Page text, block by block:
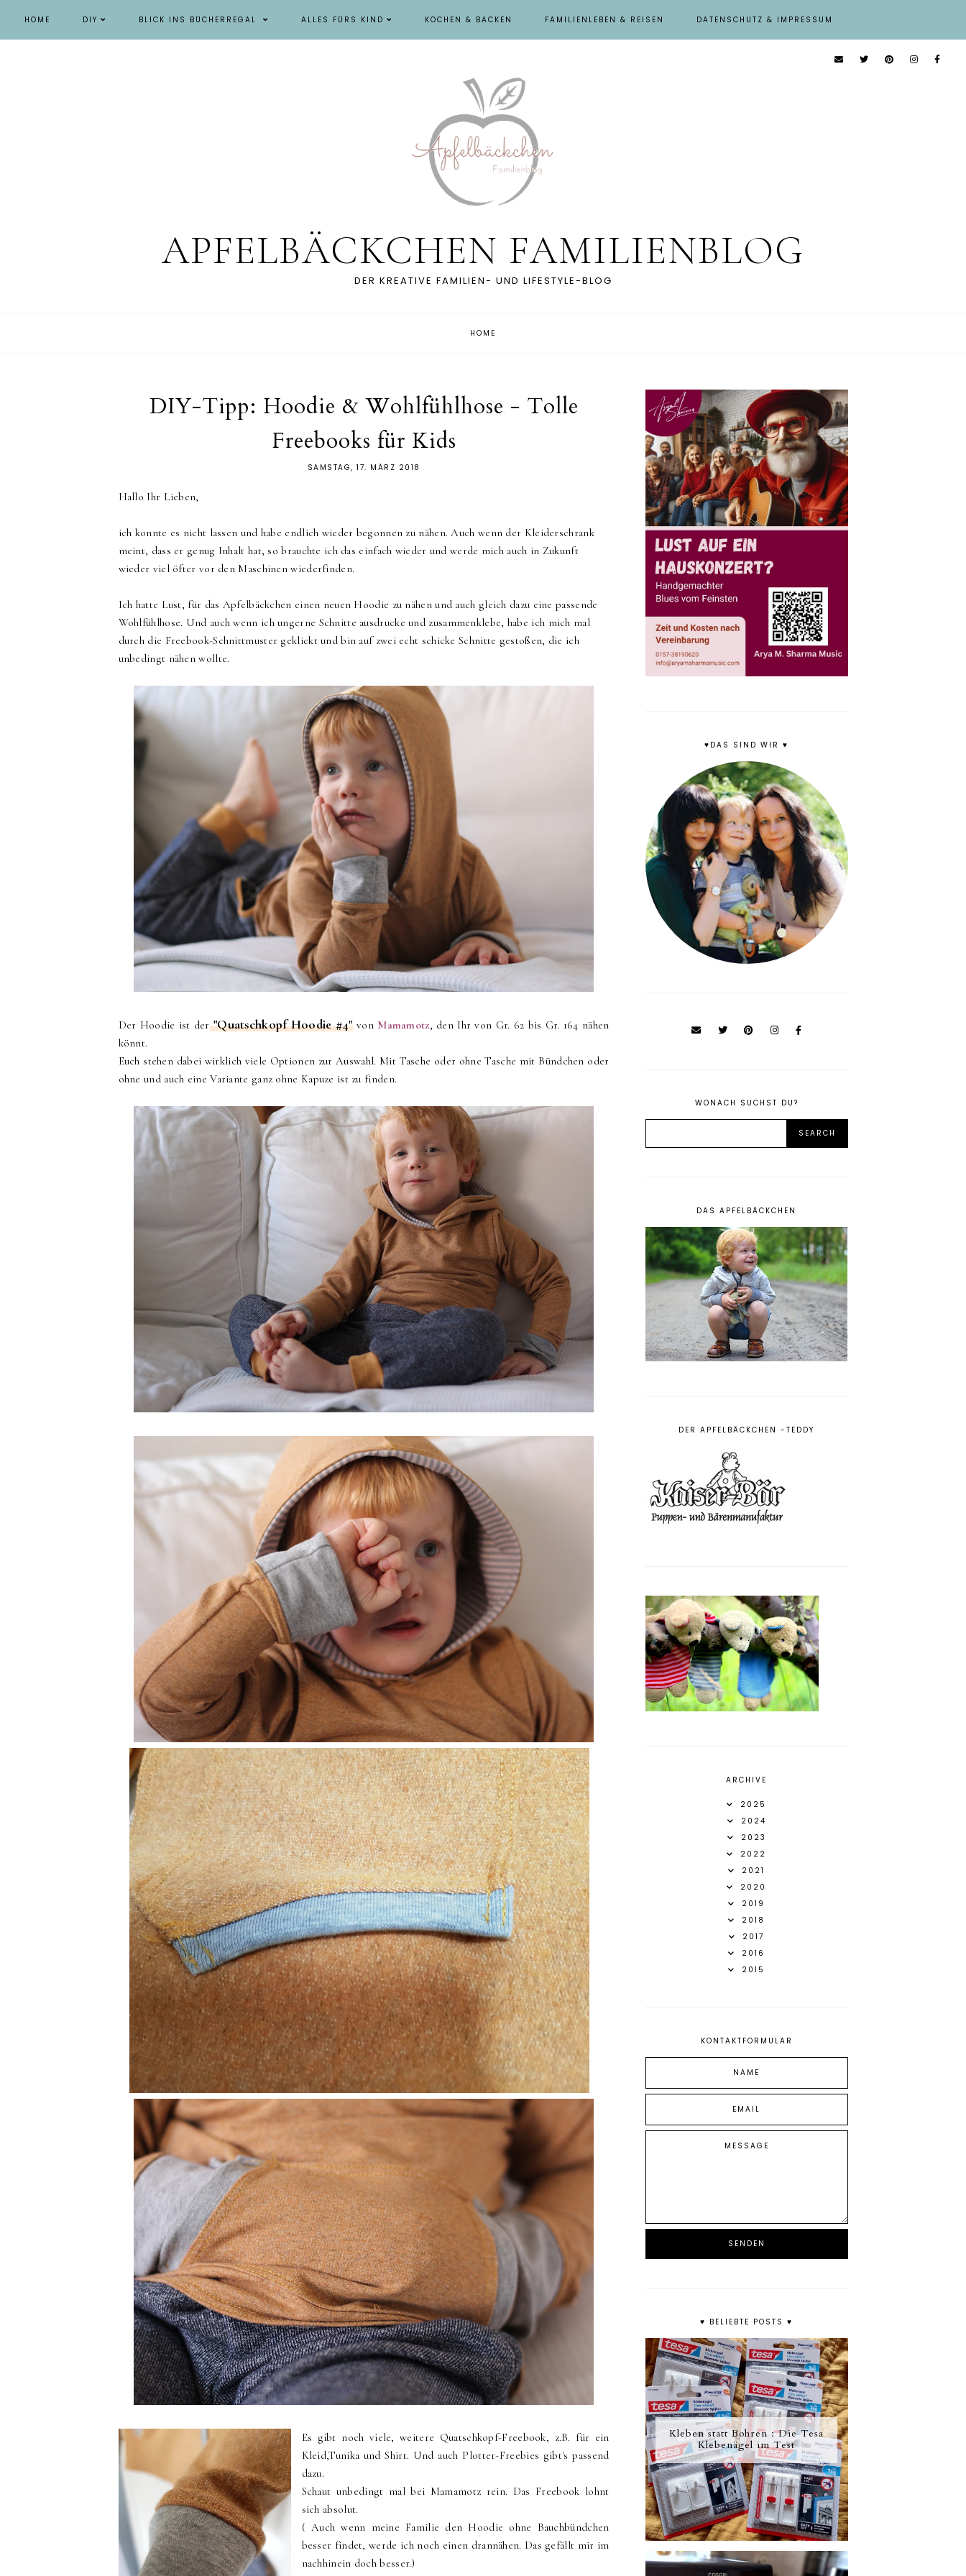
HOME DIY BLICK INS BÜCHERREGAL ALLES FÜRS KIND KOCHEN & BACKEN FAMILIENLEBEN & REISEN DATENSCHUTZ & IMPRESSUM
APFELBÄCKCHEN FAMILIENBLOG
DER KREATIVE FAMILIEN- UND LIFESTYLE-BLOG
HOME
DIY-Tipp: Hoodie & Wohlfühlhose - Tolle
Freebooks für Kids
SAMSTAG, 17. MÄRZ 2018
Hallo Ihr Lieben,
ich konnte es nicht lassen und habe endlich wieder begonnen zu nähen. Auch wenn der Kleiderschrank
meint, dass er genug Inhalt hat, so brauchte ich das einfach wieder und werde mich auch in Zukunft
wieder viel öfter vor den Maschinen wiederfinden.
Ich hatte Lust, für das Apfelbäckchen einen neuen Hoodie zu nähen und auch gleich dazu eine passende
Wohlfühlhose. Und auch wenn ich ungerne Schnitte ausdrucke und zusammenklebe, habe ich mich mal
durch die Freebook-Schnittmuster geklickt und bin auf zwei echt schicke Schnitte gestoßen, die ich
unbedingt nähen wollte.
Der Hoodie ist der"Quatschkopf Hoodie #4"von Mamamotz, den Ihr von Gr. 62 bis Gr. 164 nähen
könnt.
Euch stehen dabei wirklich viele Optionen zur Auswahl. Mit Tasche oder ohne Tasche mit Bündchen oder
ohne und auch eine Variante ganz ohne Kapuze ist zu finden.
Es gibt noch viele, weitere Quatschkopf-Freebook, z.B. für ein
Kleid,Tunika und Shirt. Und auch Plotter-Freebies gibt's passend
dazu.
Schaut unbedingt mal bei Mamamotz rein. Das Freebook lohnt
sich absolut.
( Auch wenn meine Familie den Hoodie ohne Bauchbündchen
besser findet, werde ich noch einen drannähen. Das gefällt mir im
nachhinein doch besser.)
♥DAS SIND WIR ♥
WONACH SUCHST DU?
DAS APFELBÄCKCHEN
DER APFELBÄCKCHEN -TEDDY
ARCHIVE
2025
2024
2023
2022
2021
2020
2019
2018
2017
2016
2015
KONTAKTFORMULAR
♥ BELIEBTE POSTS ♥
Kleben statt Bohren : Die Tesa
Klebenägel im Test